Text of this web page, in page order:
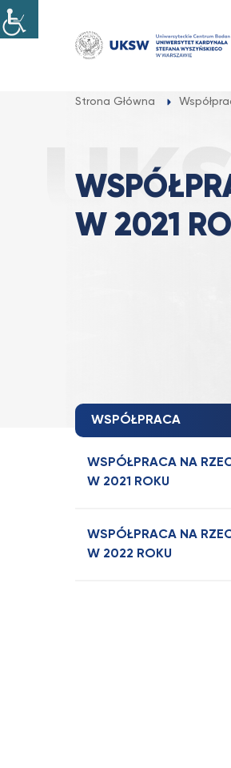
Przejdź
do
Strona Główna
W 2021
WSPÓŁPRACA
WSPÓŁPRACA NA
W 2021 ROKU
WSPÓŁPRACA NA
W 2022 ROKU